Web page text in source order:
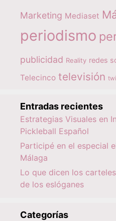
Marketing Mediaset
periodismo
publicidad Reality redes
Telecinco televisión
Entradas recientes
Estrategias Visuales en
Pickleball Español
Participé en el especial
Málaga
Lo que dicen los
de los eslóganes
Categorías